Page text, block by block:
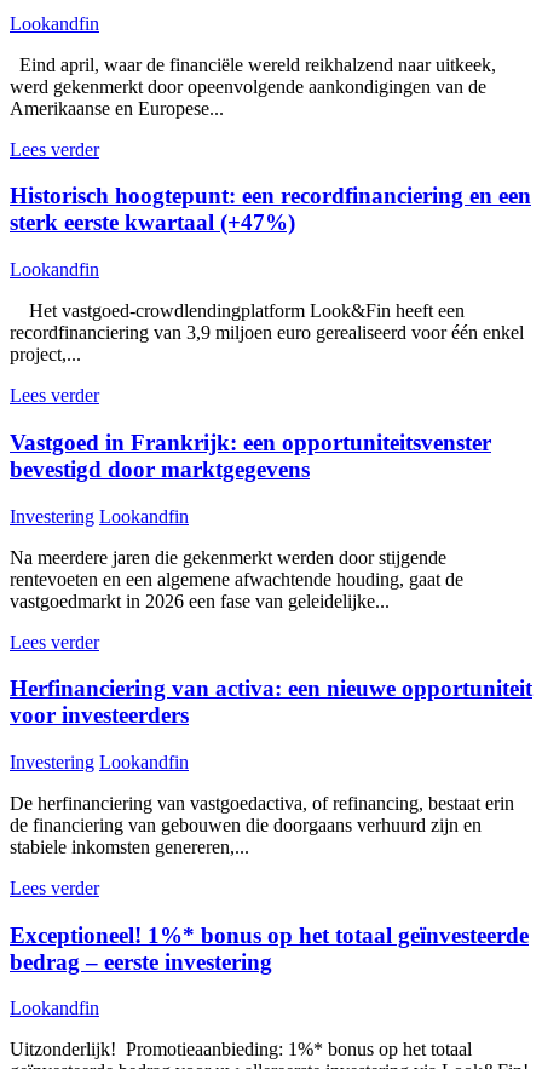
Lookandfin
Eind april, waar de financiële wereld reikhalzend naar uitkeek,
werd gekenmerkt door opeenvolgende aankondigingen van de
Amerikaanse en Europese...
Lees verder
Historisch hoogtepunt: een recordfinanciering en een
sterk eerste kwartaal (+47%)
Lookandfin
Het vastgoed-crowdlendingplatform Look&Fin heeft een
recordfinanciering van 3,9 miljoen euro gerealiseerd voor één enkel
project,...
Lees verder
Vastgoed in Frankrijk: een opportuniteitsvenster
bevestigd door marktgegevens
Investering Lookandfin
Na meerdere jaren die gekenmerkt werden door stijgende
rentevoeten en een algemene afwachtende houding, gaat de
vastgoedmarkt in 2026 een fase van geleidelijke...
Lees verder
Herfinanciering van activa: een nieuwe opportuniteit
voor investeerders
Investering Lookandfin
De herfinanciering van vastgoedactiva, of refinancing, bestaat erin
de financiering van gebouwen die doorgaans verhuurd zijn en
stabiele inkomsten genereren,...
Lees verder
Exceptioneel! 1%* bonus op het totaal geïnvesteerde
bedrag – eerste investering
Lookandfin
Uitzonderlijk! Promotieaanbieding: 1%* bonus op het totaal